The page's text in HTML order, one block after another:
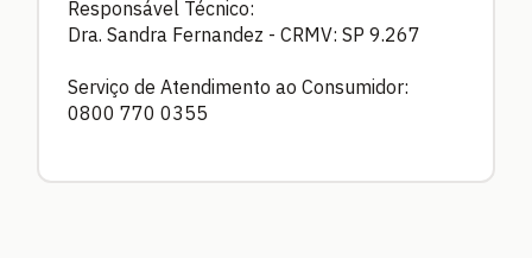
Responsável Técnico:
Dra. Sandra Fernandez - CRMV: SP 9.267
Serviço de Atendimento ao Consumidor:
0800 770 0355